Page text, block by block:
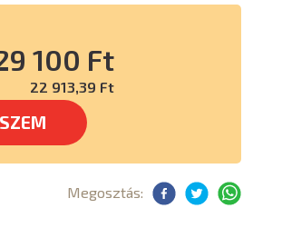
100 Ft
22 913,39 Ft
Megosztás: